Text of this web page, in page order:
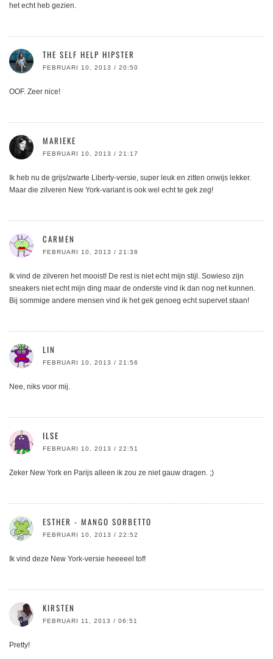
het echt heb gezien.
THE SELF HELP HIPSTER
FEBRUARI 10, 2013 / 20:50
OOF. Zeer nice!
MARIEKE
FEBRUARI 10, 2013 / 21:17
Ik heb nu de grijs/zwarte Liberty-versie, super leuk en zitten onwijs lekker.
Maar die zilveren New York-variant is ook wel echt te gek zeg!
CARMEN
FEBRUARI 10, 2013 / 21:38
Ik vind de zilveren het mooist! De rest is niet echt mijn stijl. Sowieso zijn
sneakers niet echt mijn ding maar de onderste vind ik dan nog net kunnen.
Bij sommige andere mensen vind ik het gek genoeg echt supervet staan!
LIN
FEBRUARI 10, 2013 / 21:56
Nee, niks voor mij.
ILSE
FEBRUARI 10, 2013 / 22:51
Zeker New York en Parijs alleen ik zou ze niet gauw dragen. ;)
ESTHER - MANGO SORBETTO
FEBRUARI 10, 2013 / 22:52
Ik vind deze New York-versie heeeeel tof!
KIRSTEN
FEBRUARI 11, 2013 / 06:51
Pretty!